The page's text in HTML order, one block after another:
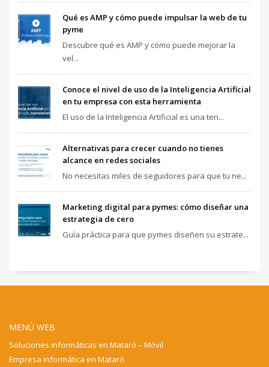
Qué es AMP y cómo puede impulsar la web de tu
pyme
Descubre qué es AMP y cómo puede mejorar la
vel...
Conoce el nivel de uso de la Inteligencia Artificial
en tu empresa con esta herramienta
El uso de la Inteligencia Artificial es una ten...
Alternativas para crecer cuando no tienes
alcance en redes sociales
No necesitas miles de seguidores para que tu ne...
Marketing digital para pymes: cómo diseñar una
estrategia de cero
Guía práctica para que pymes diseñen su estrate...
MENÚ WEB
Soluciones informáticas en Mataró – Móvil
Empresa informática en Mataró